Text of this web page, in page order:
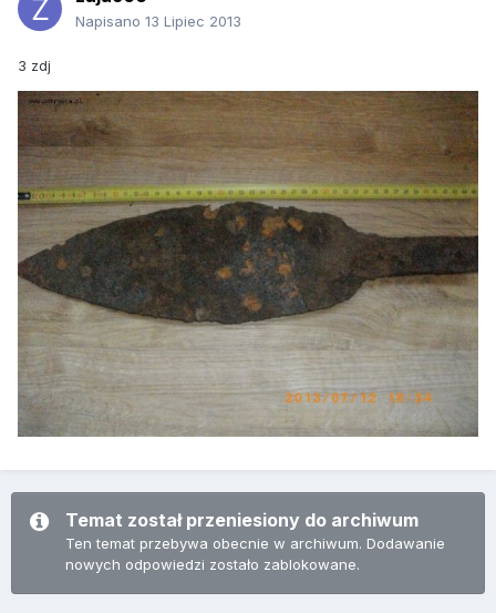
Napisano 13 Lipiec 2013
3 zdj
Temat został przeniesiony do archiwum
Ten temat przebywa obecnie w archiwum. Dodawanie
nowych odpowiedzi zostało zablokowane.